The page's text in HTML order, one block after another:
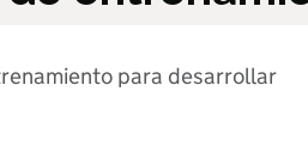
para desarrollar